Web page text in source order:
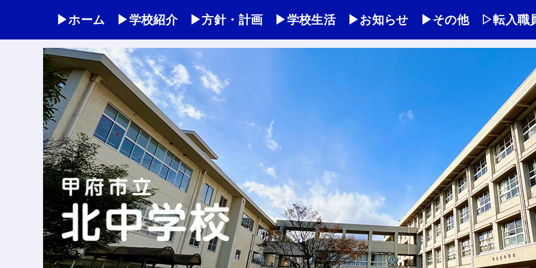
▶ホーム ▶学校紹介 ▶方針・計画 ▶学校生活 ▶お知らせ ▶その他 ▷転入職